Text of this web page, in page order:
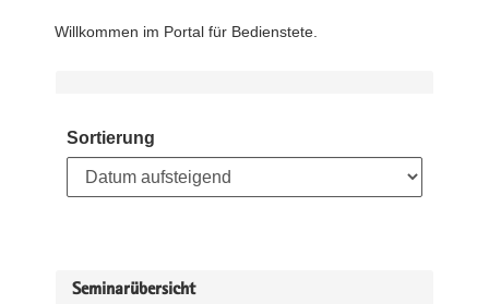
Willkommen im Portal für Bedienstete.
Sortierung
Seminarübersicht